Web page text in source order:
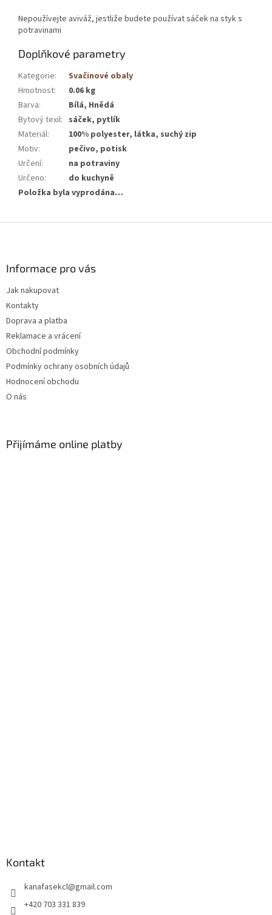
Nepoužívejte aviváž, jestliže budete používat sáček na styk s
potravinami
Doplňkové parametry
Kategorie:
Svačinové obaly
Hmotnost:
0.06 kg
Barva:
Bílá, Hnědá
Bytový texil: sáček, pytlík
Materiál:
100% polyester, látka, suchý zip
Motiv:
pečivo, potisk
Určení:
na potraviny
Určeno:
do kuchyně
Položka byla vyprodána…
Informace pro vás
Jak nakupovat
Kontakty
Doprava a platba
Reklamace a vrácení
Obchodní podmínky
Podmínky ochrany osobních údajů
Hodnocení obchodu
O nás
Přijímáme online platby
Kontakt
kanafasekcl@gmail.com
+420 703 331 839